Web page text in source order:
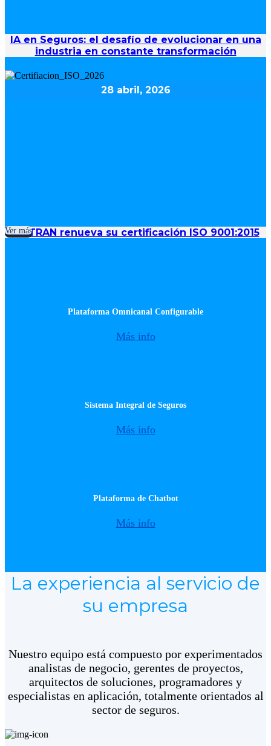
IA en Seguros: el desafío de evolucionar en una
industria en constante transformación
28 abril, 2026
SISTRAN renueva su certificación ISO 9001:2015
Ver más
Plataforma Omnicanal Configurable
Más info
Sistema Integral de Seguros
Más info
Plataforma de Chatbot
Más info
La experiencia al servicio de
su empresa
Nuestro equipo está compuesto por experimentados
analistas de negocio, gerentes de proyectos,
arquitectos de soluciones, programadores y
especialistas en aplicación, totalmente orientados al
sector de seguros.